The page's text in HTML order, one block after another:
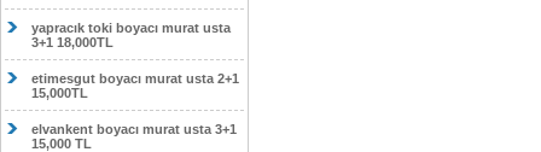
yapracık toki boyacı murat usta
3+1 18,000TL
etimesgut boyacı murat usta 2+1
15,000TL
elvankent boyacı murat usta 3+1
15,000 TL